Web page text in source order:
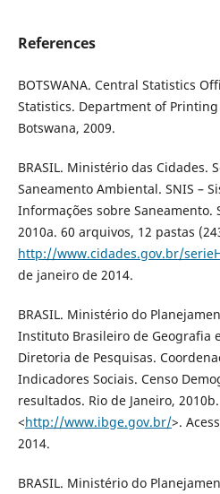
References
BOTSWANA. Central Statistics
Statistics. Department of
Botswana, 2009.
BRASIL. Ministério das Cidades.
Saneamento Ambiental. SNIS –
Informações sobre Saneamento.
2010a. 60 arquivos, 12 pastas
http://www.cidades.gov.br/
de janeiro de 2014.
BRASIL. Ministério do
Instituto Brasileiro de Geografia
Diretoria de Pesquisas.
Indicadores Sociais. Censo
resultados. Rio de Janeiro,
<http://www.ibge.gov.br/>.
2014.
BRASIL. Ministério do